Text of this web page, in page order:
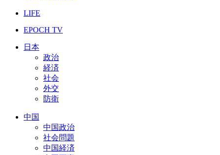
LIFE
EPOCH TV
日本
政治
経済
社会
外交
防衛
中国
中国政治
社会問題
中国経済